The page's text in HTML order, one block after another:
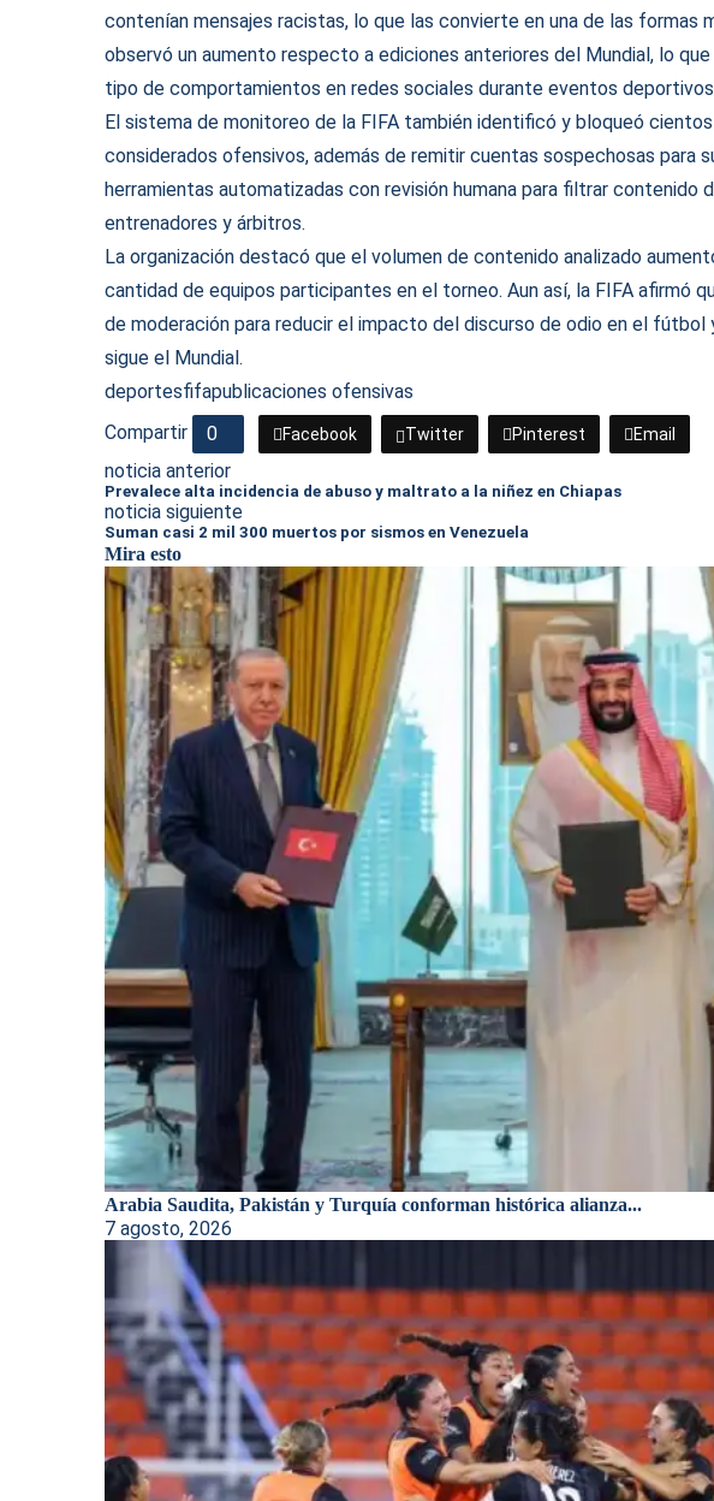
contenían mensajes racistas, lo que las convierte en una de las formas
observó un aumento respecto a ediciones anteriores del Mundial, lo
tipo de comportamientos en redes sociales durante eventos
El sistema de monitoreo de la FIFA también identificó y bloqueó
considerados ofensivos, además de remitir cuentas sospechosas para
herramientas automatizadas con revisión humana para filtrar contenido
entrenadores y árbitros.
La organización destacó que el volumen de contenido analizado
cantidad de equipos participantes en el torneo. Aun así, la FIFA afirmó
de moderación para reducir el impacto del discurso de odio en el
sigue el Mundial.
deportesfifapublicaciones ofensivas
Compartir
0 Facebook Twitter Pinterest Email
noticia anterior
Prevalece alta incidencia de abuso y maltrato a la niñez en Chiapas
noticia siguiente
Suman casi 2 mil 300 muertos por sismos en Venezuela
Mira esto
Arabia Saudita, Pakistán y Turquía conforman histórica alianza...
7 agosto, 2026